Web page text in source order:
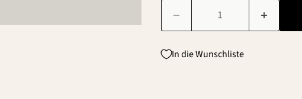
In die Wunschliste